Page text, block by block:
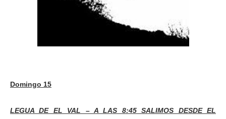
Domingo 15
LEGUA DE EL VAL – A LAS 8:45 SALIMOS DESDE EL